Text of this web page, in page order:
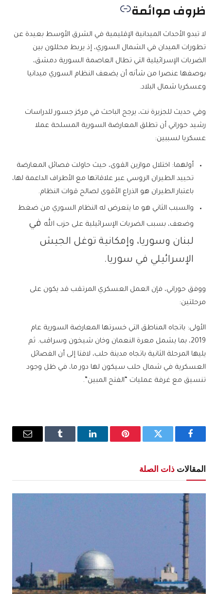
ظروف موائمة
لا تبدو الأحداث الميدانية الإقليمية في الشرق الأوسط بعيدة عن
تطورات الميدان في الشمال السوري، إذ يربط محللون بين
الضربات الإسرائيلية التي تطال العاصمة السورية دمشق،
بوصفها عنصرا من شأنه أن يضعف النظام السوري ميدانيا
وعسكريا شمال البلاد.
وفي حديث للجزيرة نت، يرجح الباحث في مركز جسور للدراسات
رشيد حوراني أن تطلق المعارضة السورية المسلحة عملا
عسكريا لسببين:
أولهما: اختلال موازين القوى، حيث حاولت فصائل المعارضة
تحييد الطيران الروسي عبر علاقاتها مع الأطراف الداعمة لها،
باعتبار الطيران هو الذراع الأقوى لصالح قوات النظام.
والسبب الثاني هو ما يتعرض له النظام السوري من ضغط
وضعف، بسبب الضربات الإسرائيلية على حزب الله في
لبنان وسوريا، وإمكانية توغل الجيش
الإسرائيلي في سوريا.
ووفق حوراني، فإن العمل العسكري المرتقب قد يكون على
مرحلتين:
الأولى: باتجاه المناطق التي خسرتها المعارضة السورية عام
2019، بما يشمل معرة النعمان وخان شيخون وسراقب. ثم
يليها المرحلة الثانية باتجاه مدينة حلب، لافتا إلى أن الفصائل
العسكرية في شمال حلب سيكون لها دور ما، في ظل وجود
تنسيق مع غرفة عمليات “الفتح المبين”.
فيسبوك تويتر بينتيريستلينكدإن Tumblr
البريد
المقالات ذات الصلة